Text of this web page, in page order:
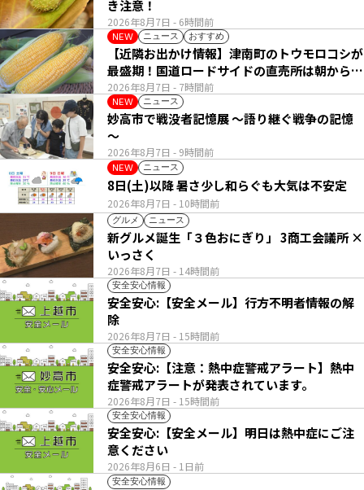
2026年8月7日 - 6時間前
き注意！
NEW ニュース おすすめ
2026年8月7日 - 7時間前
【近隣お出かけ情報】津南町のトウモロコシが
最盛期！国道ロードサイドの直売所は朝から長
い列
NEW ニュース
2026年8月7日 - 9時間前
妙高市で戦没者記憶展 ～語り継ぐ戦争の記憶
～
NEW ニュース
2026年8月7日 - 10時間前
8日(土)以降 暑さ少し和らぐも大気は不安定
グルメ ニュース
2026年8月7日 - 14時間前
新グルメ誕生「３色おにぎり」 3商工会議所 ×
いっさく
安全安心情報
2026年8月7日 - 15時間前
安全安心:【安全メール】行方不明者情報の解
除
安全安心情報
2026年8月7日 - 15時間前
安全安心:【注意：熱中症警戒アラート】熱中
症警戒アラートが発表されています。
安全安心情報
2026年8月6日 - 1日前
安全安心:【安全メール】明日は熱中症にご注
意ください
安全安心情報